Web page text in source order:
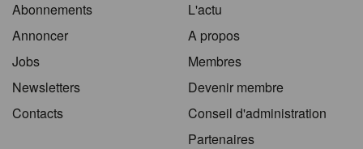
Abonnements
Annoncer
Jobs
Newsletters
Contacts
L'actu
A propos
Membres
Devenir membre
Conseil d'administration
Partenaires